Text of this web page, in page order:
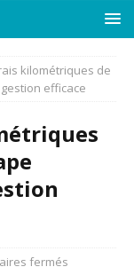
kilométriques de
efficace
fermés